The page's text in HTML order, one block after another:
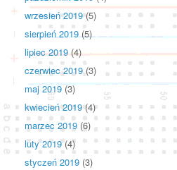
wrzesień 2019(5)
sierpień 2019 (5)
lipiec 2019(4)
czerwiec 2019(3)
maj 2019(3)
kwiecień 2019(4)
marzec 2019 (6)
luty 2019(4)
styczeń 2019 (3)